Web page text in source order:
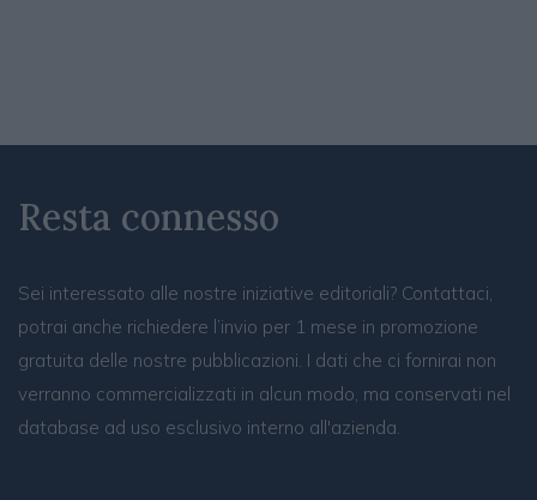
Resta connesso
Sei interessato alle nostre iniziative editoriali? Contattaci,
potrai anche richiedere l’invio per 1 mese in promozione
gratuita delle nostre pubblicazioni. I dati che ci fornirai non
verranno commercializzati in alcun modo, ma conservati nel
database ad uso esclusivo interno all'azienda.